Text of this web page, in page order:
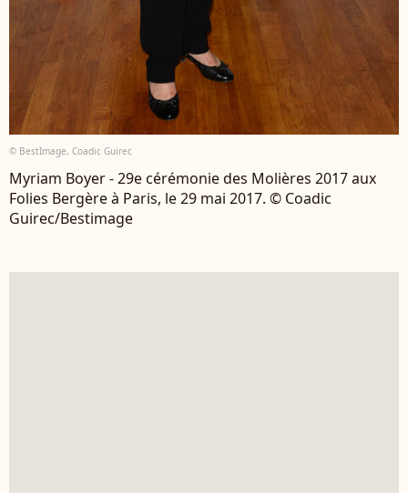
© BestImage, Coadic Guirec
Myriam Boyer - 29e cérémonie des Molières 2017 aux
Folies Bergère à Paris, le 29 mai 2017. © Coadic
Guirec/Bestimage